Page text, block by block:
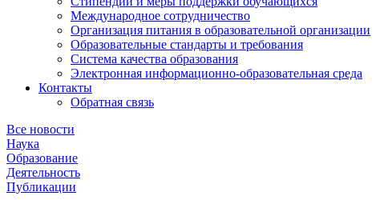
Международное сотрудничество
Организация питания в образовательной организации
Образовательные стандарты и требования
Система качества образования
Электронная информационно-образовательная среда
Контакты
Обратная связь
Все новости
Наука
Образование
Деятельность
Публикации